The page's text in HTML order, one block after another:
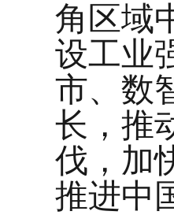
角区域
设工业
市、数
长，推
伐，加
推进中